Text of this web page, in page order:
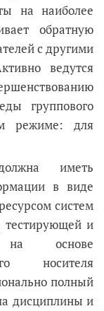
на наиболее
обратную
с другими
ведутся
группового
режиме: для
иметь
в виде
систем
тестирующей и
на основе
носителя
полный
дисциплины и